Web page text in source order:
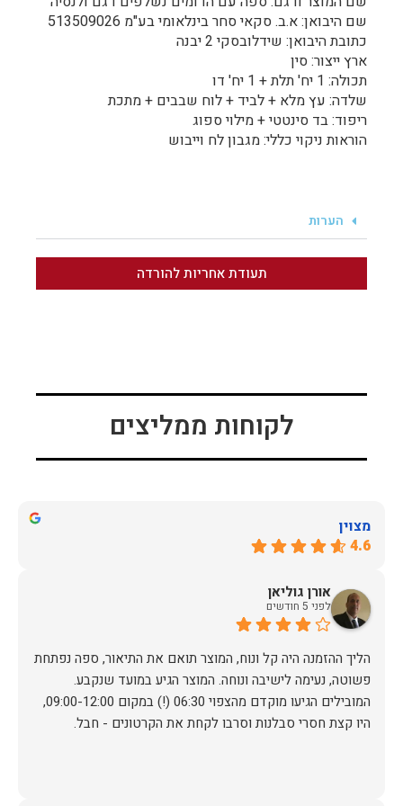
שם היבואן: א.ב. סקאי סחר בינלאומי בע"מ 513509026
כתובת היבואן: שידלובסקי 2 יבנה
ארץ ייצור: סין
תכולה: 1 יח' תלת + 1 יח' דו
שלדה: עץ מלא + לביד + לוח שבבים + מתכת
ריפוד: בד סינטטי + מילוי ספוג
הוראות ניקוי כללי: מגבון לח וייבוש
הערות
תעודת אחריות להורדה
לקוחות ממליצים
מצוין
4.6
אורן גוליאן
לפני 5 חודשים
הליך ההזמנה היה קל ונוח, המוצר תואם את התיאור, ספה נפתחת
פשוטה, נעימה לישיבה ונוחה. המוצר הגיע במועד שנקבע.
המובילים הגיעו מוקדם מהצפוי 06:30 (!) במקום 09:00-12:00,
היו קצת חסרי סבלנות וסרבו לקחת את הקרטונים - חבל.